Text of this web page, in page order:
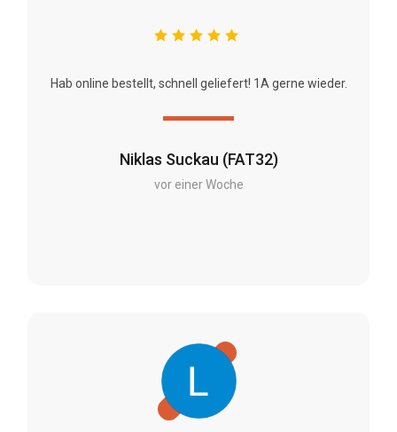
Niklas Suckau (FAT32)
vor einer Woche
Hab online bestellt, schnell geliefert! 1A gerne wieder.